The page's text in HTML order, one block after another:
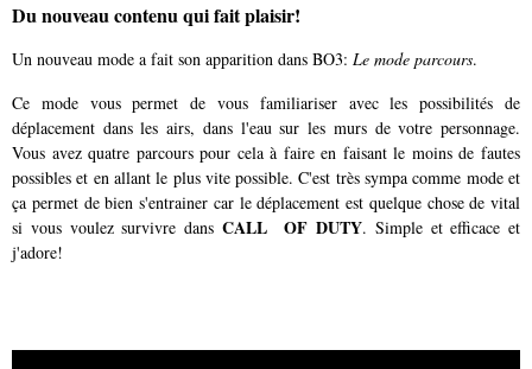
Du nouveau contenu qui fait plaisir!
Un nouveau mode a fait son apparition dans BO3: Le mode parcours.
Ce mode vous permet de vous familiariser avec les possibilités de
déplacement dans les airs, dans l'eau sur les murs de votre personnage.
Vous avez quatre parcours pour cela à faire en faisant le moins de fautes
possibles et en allant le plus vite possible. C'est très sympa comme mode et
ça permet de bien s'entrainer car le déplacement est quelque chose de vital
si vous voulez survivre dans CALL OF DUTY. Simple et efficace et
j'adore!